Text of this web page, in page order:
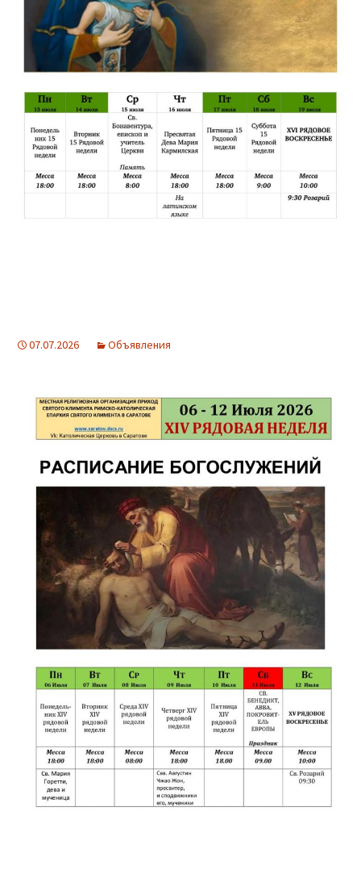
07.07.2026 Объявления